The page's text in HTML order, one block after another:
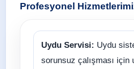
Profesyonel
Uydu Servisi: Uydu
sorunsuz çalışması için